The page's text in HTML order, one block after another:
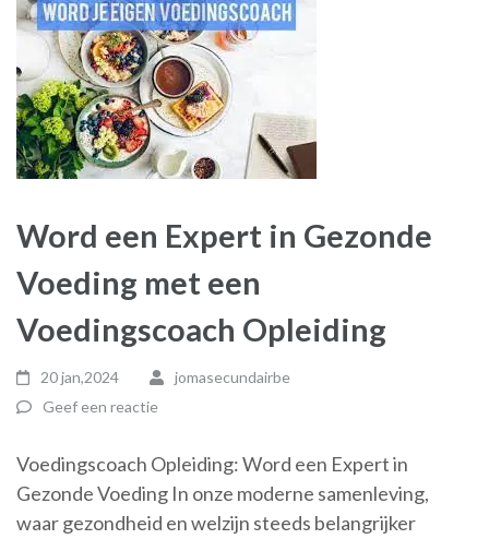
Word een Expert in Gezonde
Voeding met een
Voedingscoach Opleiding
20 jan,2024
jomasecundairbe
Geef een reactie
Voedingscoach Opleiding: Word een Expert in
Gezonde Voeding In onze moderne samenleving,
waar gezondheid en welzijn steeds belangrijker